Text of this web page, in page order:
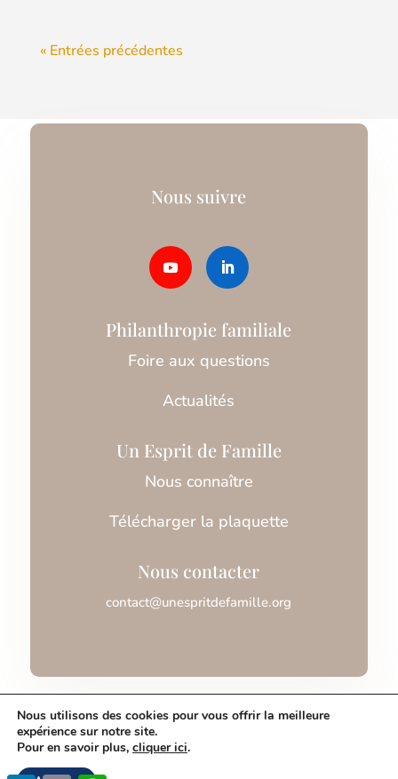
« Entrées précédentes
Nous suivre
Philanthropie familiale
Foire aux questions
Actualités
Un Esprit de Famille
Nous connaître
Télécharger la plaquette
Nous contacter
contact@unespritdefamille.org
Mentions légales
Nous utilisons des cookies pour vous offrir la meilleure
expérience sur notre site.
Pour en savoir plus, cliquer ici.